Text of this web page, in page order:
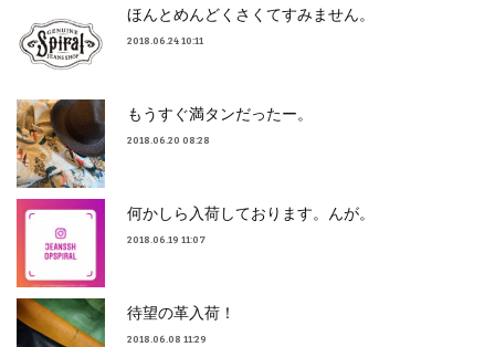
ほんとめんどくさくてすみません。
2018.06.24 10:11
もうすぐ満タンだったー。
2018.06.20 08:28
何かしら入荷しております。んが。
2018.06.19 11:07
待望の革入荷！
2018.06.08 11:29